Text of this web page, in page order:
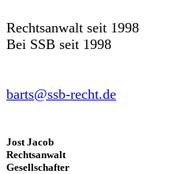
Rechtsanwalt seit 1998
Bei SSB seit 1998
barts@ssb-recht.de
Jost Jacob
Rechtsanwalt
Gesellschafter